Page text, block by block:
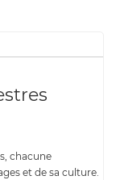
chacune
et de sa culture.